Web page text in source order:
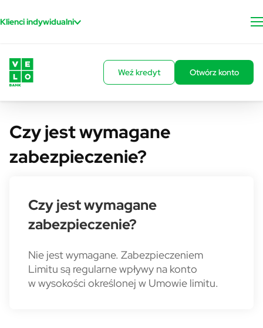
Klienci indywidualni
Weź kredyt Otwórz konto
Czy jest wymagane
zabezpieczenie?
Czy jest wymagane
zabezpieczenie?
Nie jest wymagane. Zabezpieczeniem
Limitu są regularne wpływy na konto
w wysokości określonej w Umowie limitu.